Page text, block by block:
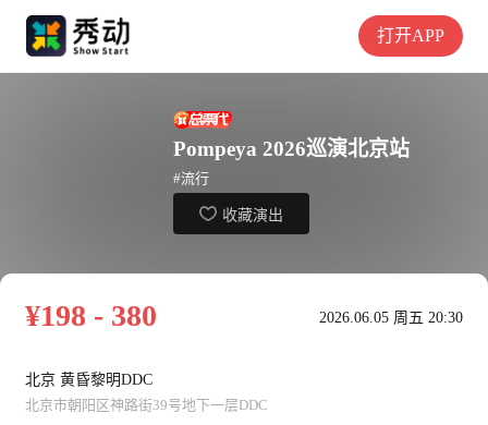
打开APP
Pompeya 2026巡演北京站
#流行
收藏演出
¥198 - 380 2026.06.05 周五 20:30
北京 黄昏黎明DDC
北京市朝阳区神路街39号地下一层DDC